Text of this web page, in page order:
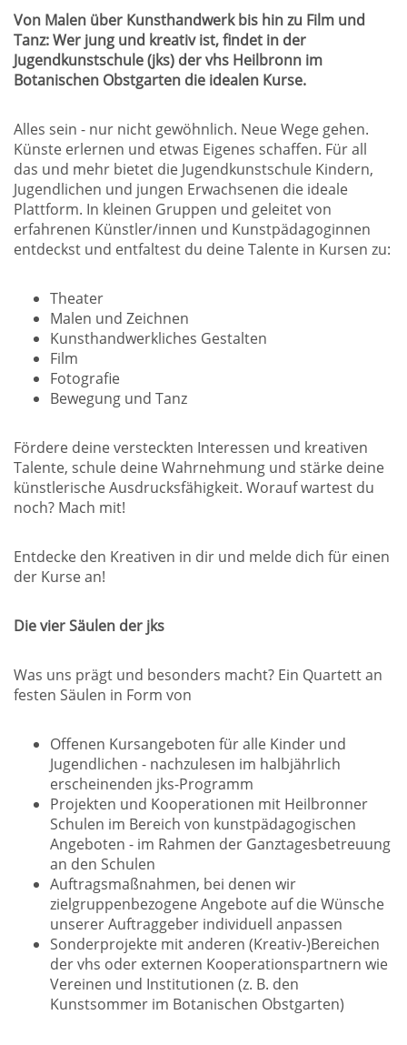
Von Malen über Kunsthandwerk bis hin zu Film und
Tanz: Wer jung und kreativ ist, findet in der
Jugendkunstschule (jks) der vhs Heilbronn im
Botanischen Obstgarten die idealen Kurse.
Alles sein - nur nicht gewöhnlich. Neue Wege gehen.
Künste erlernen und etwas Eigenes schaffen. Für all
das und mehr bietet die Jugendkunstschule Kindern,
Jugendlichen und jungen Erwachsenen die ideale
Plattform. In kleinen Gruppen und geleitet von
erfahrenen Künstler/innen und Kunstpädagoginnen
entdeckst und entfaltest du deine Talente in Kursen zu:
Theater
Malen und Zeichnen
Kunsthandwerkliches Gestalten
Film
Fotografie
Bewegung und Tanz
Fördere deine versteckten Interessen und kreativen
Talente, schule deine Wahrnehmung und stärke deine
künstlerische Ausdrucksfähigkeit. Worauf wartest du
noch? Mach mit!
Entdecke den Kreativen in dir und melde dich für einen
der Kurse an!
Die vier Säulen der jks
Was uns prägt und besonders macht? Ein Quartett an
festen Säulen in Form von
Offenen Kursangeboten für alle Kinder und
Jugendlichen - nachzulesen im halbjährlich
erscheinenden jks-Programm
Projekten und Kooperationen mit Heilbronner
Schulen im Bereich von kunstpädagogischen
Angeboten - im Rahmen der Ganztagesbetreuung
an den Schulen
Auftragsmaßnahmen, bei denen wir
zielgruppenbezogene Angebote auf die Wünsche
unserer Auftraggeber individuell anpassen
Sonderprojekte mit anderen (Kreativ-)Bereichen
der vhs oder externen Kooperationspartnern wie
Vereinen und Institutionen (z. B. den
Kunstsommer im Botanischen Obstgarten)